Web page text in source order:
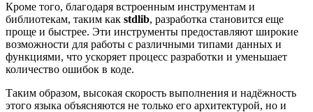
Кроме того, благодаря встроенным инструментам и
библиотекам, таким как stdlib, разработка становится еще
проще и быстрее. Эти инструменты предоставляют широкие
возможности для работы с различными типами данных и
функциями, что ускоряет процесс разработки и уменьшает
количество ошибок в коде.
Таким образом, высокая скорость выполнения и надёжность
этого языка объясняются не только его архитектурой, но и